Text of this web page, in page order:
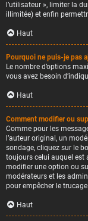
l’utilisateur », limiter la
illimitée) et enfin
Haut
Pourquoi ne puis-je pas
Le nombre d’options
vous avez besoin
Haut
Comment modifier ou
Comme pour les
l’auteur original, un
sondage, cliquez sur le
toujours celui auquel est
modifier une option ou
modérateurs et les
pour empêcher le
Haut